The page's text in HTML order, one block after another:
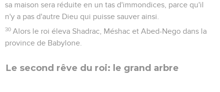
sa maison sera réduite en un tas d'immondices, parce qu'il
n'y a pas d'autre Dieu qui puisse sauver ainsi.
30 Alors le roi éleva Shadrac, Méshac et Abed-Nego dans la
province de Babylone.
Le second rêve du roi: le grand arbre